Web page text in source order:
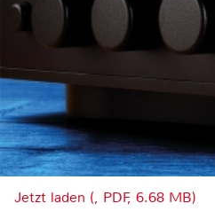
Jetzt laden (, PDF, 6.68 MB)